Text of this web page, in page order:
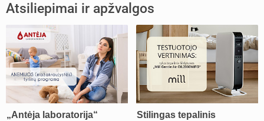
Atsiliepimai ir apžvalgos
„Antėja laboratorija“
Stilingas tepalinis